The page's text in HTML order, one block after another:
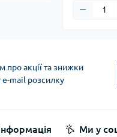
про акції та знижки
e-mail розсилку
Ми у